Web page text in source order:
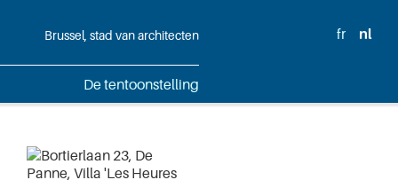
Brussel, stad van architecten
De tentoonstelling
fr nl